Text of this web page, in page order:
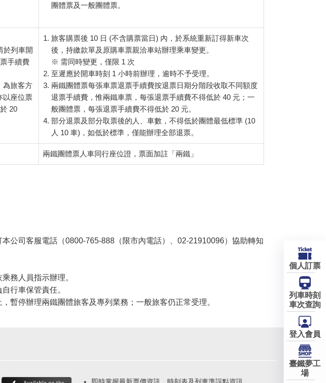
團體票及一般團體票。
於列車開
手續費
為旅客方
以座位票
於 20
旅客購票後 10 日 (不含購票當日) 內，於系統重新訂得新車次
後，持繳款單及原購車票親洽車站辦理乘車變更。
※ 需同時變更，僅限 1 次
至遲應於開車時刻 1 小時前辦理，逾時不予受理。
兩鐵團體票每張車票退票手續費按退票日期分階段收取不同額度
退票手續費，惟兩鐵車票，每張退票手續費不得低於 40 元；一
般團體票，每張退票手續費不得低於 20 元。
部分退票及部分取票後的人、車數，不得低於團體最低標準 (10
人 10 車)，如低於標準，僅能辦理全部退票。
兩鐵團體票人車同行座位證，票面加註「兩鐵」
公司客服電話（0800-765-888（限市內電話）、02-21910096）協助轉知
務人員指示辦理。
行車保管責任。
暫停辦理兩鐵團體旅客及專列業務；一般旅客仍正常受理。
個人訂票
列車時刻
車次查詢
登入會員
臺鐵夢工
場